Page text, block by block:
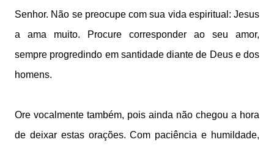
Senhor. Não se preocupe com sua vida espiritual: Jesus
a ama muito. Procure corresponder ao seu amor,
sempre progredindo em santidade diante de Deus e dos
homens.
Ore vocalmente também, pois ainda não chegou a hora
de deixar estas orações. Com paciência e humildade,